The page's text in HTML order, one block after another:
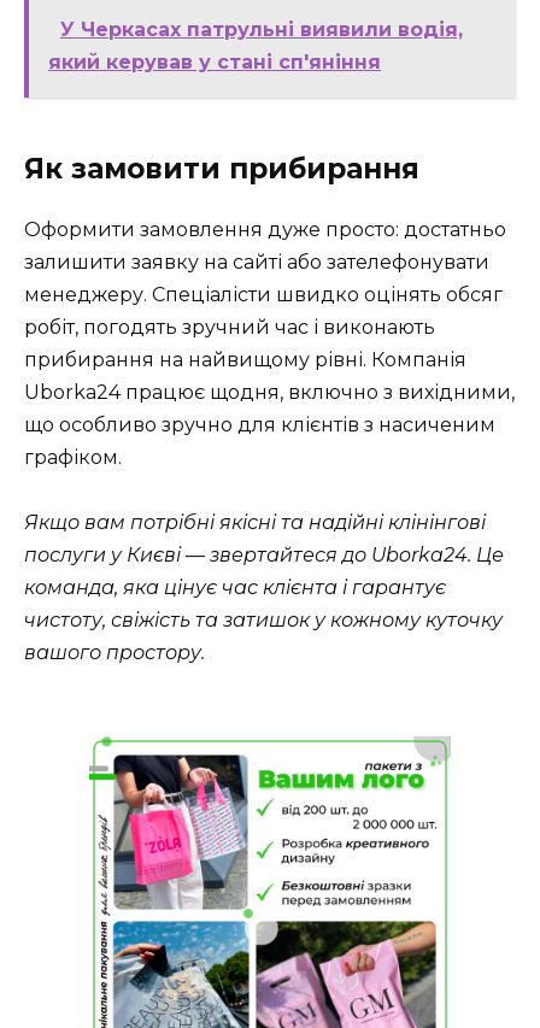
У Черкасах патрульні виявили водія,
який керував у стані сп'яніння
Як замовити прибирання
Оформити замовлення дуже просто: достатньо
залишити заявку на сайті або зателефонувати
менеджеру. Спеціалісти швидко оцінять обсяг
робіт, погодять зручний час і виконають
прибирання на найвищому рівні. Компанія
Uborka24 працює щодня, включно з вихідними,
що особливо зручно для клієнтів з насиченим
графіком.
Якщо вам потрібні якісні та надійні клінінгові
послуги у Києві — звертайтеся до Uborka24. Це
команда, яка цінує час клієнта і гарантує
чистоту, свіжість та затишок у кожному куточку
вашого простору.